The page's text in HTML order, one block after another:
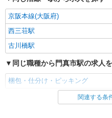
京阪本線(大阪府)
西三荘駅
古川橋駅
同じ職種から門真市駅の求人
梱包・仕分け・ピッキング
同じ雇用形態から門真市駅の
関連する条